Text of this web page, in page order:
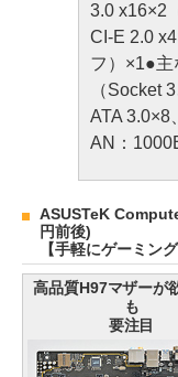
3.0 x16×2
CI-E 2.0
フ）×1●主
（Socket
ATA 3.0×8
AN：
ASUSTeK
円前後)
【手軽にゲーミン
高品質H97マザーが
も
要注目